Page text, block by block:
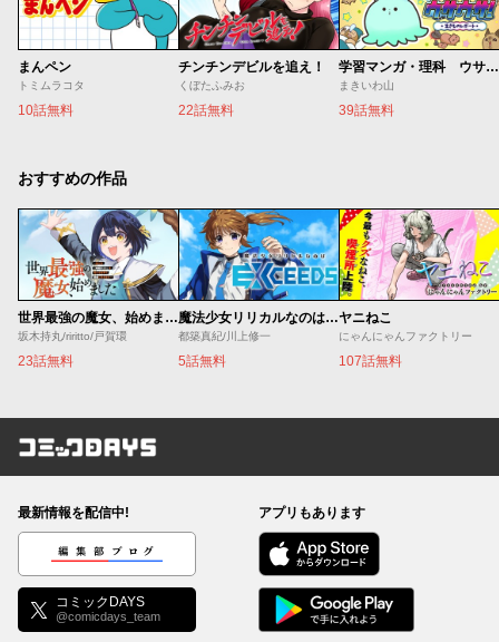
まんペン
トミムラコタ
10話無料
チンチンデビルを追え！
くぼたふみお
22話無料
学習マンガ・理科 ウサウサ！
まきいわ山
39話無料
おすすめの作品
世界最強の魔女、始めました ～私だけ『攻略サイト』を見れる世界で自由に生きます～
坂木持丸/riritto/戸賀環
23話無料
魔法少女リリカルなのは EXCEEDS
都築真紀/川上修一
5話無料
ヤニねこ
にゃんにゃんファクトリー
107話無料
コミックDAYS
最新情報を配信中!
編集部ブログ
コミックDAYS
@comicdays_team
アプリもあります